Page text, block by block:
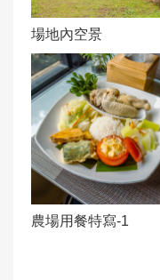
政
府
資
訊
公
2.開車導航「苓
有空間可停放車
營運狀態：
正常營運(Open)
是否為向公眾開
向公眾開放
入場費用：
免費用
場地內空景
農場用餐特寫-1